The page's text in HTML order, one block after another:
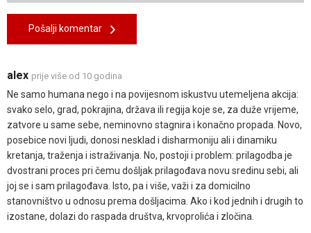
Pošalji komentar
alex prije više od 10 godina
Ne samo humana nego i na povijesnom iskustvu utemeljena akcija:
svako selo, grad, pokrajina, država ili regija koje se, za duže vrijeme,
zatvore u same sebe, neminovno stagnira i konačno propada. Novo,
posebice novi ljudi, donosi nesklad i disharmoniju ali i dinamiku
kretanja, traženja i istraživanja. No, postoji i problem: prilagodba je
dvostrani proces pri čemu došljak prilagođava novu sredinu sebi, ali
joj se i sam prilagođava. Isto, pa i više, važi i za domicilno
stanovništvo u odnosu prema došljacima. Ako i kod jednih i drugih to
izostane, dolazi do raspada društva, krvoprolića i zločina.